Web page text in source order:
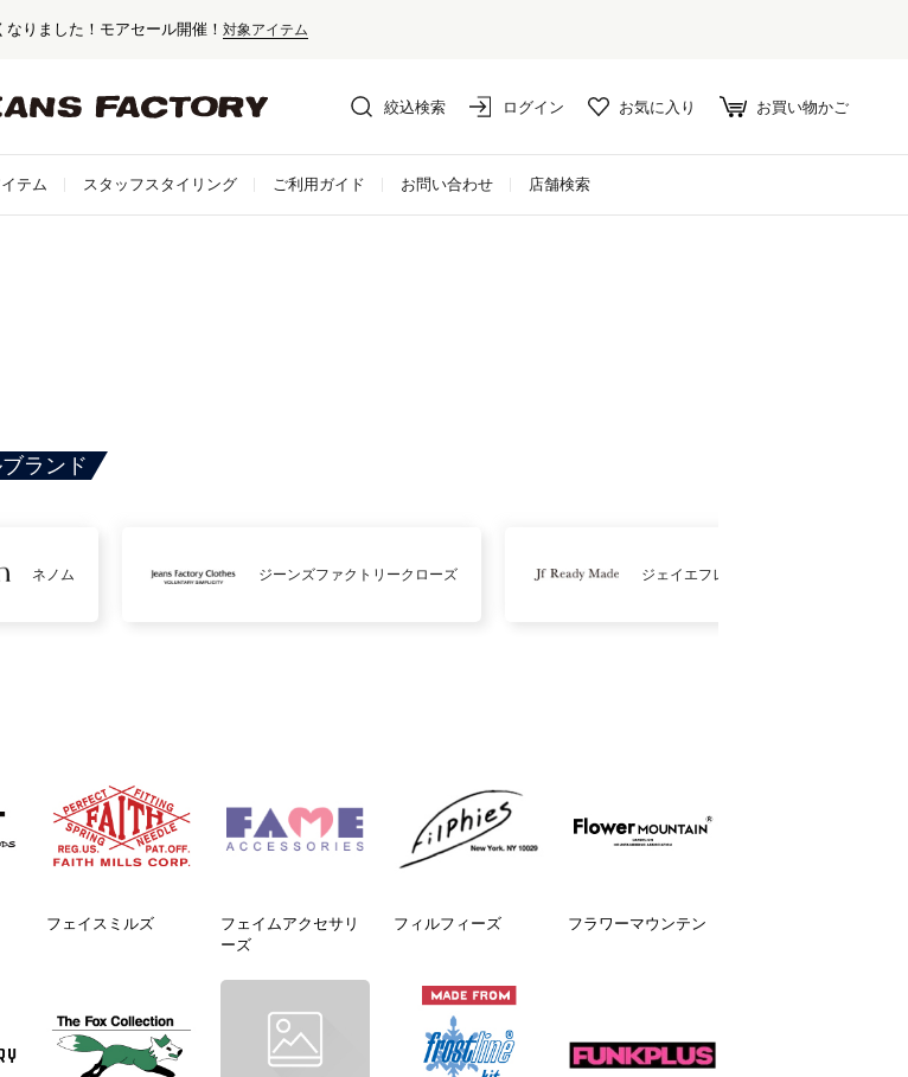
なりました！モアセール開催！ 対象アイテム
送料無料！
をゲット。さらに詳しく
絞込検索 ログイン お気に入り お買い物かご
テム スタッフスタイリング ご利用ガイド お問い合わせ 店舗検索
ランド
ネノム ジーンズファクトリークローズ ジェイエフレディメイド
フェイスミルズ
フェイムアクセサリ
ーズ
フィルフィーズ フラワーマウンテン